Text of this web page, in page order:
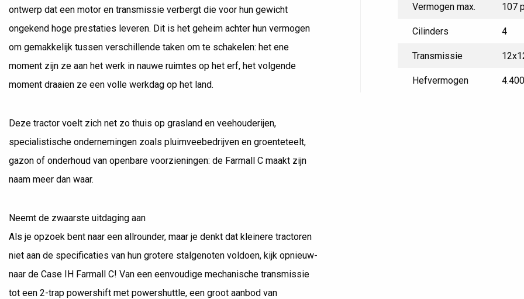
ontwerp dat een motor en transmissie verbergt die voor hun gewicht
ongekend hoge prestaties leveren. Dit is het geheim achter hun vermogen
om gemakkelijk tussen verschillende taken om te schakelen: het ene
moment zijn ze aan het werk in nauwe ruimtes op het erf, het volgende
moment draaien ze een volle werkdag op het land.
Deze tractor voelt zich net zo thuis op grasland en veehouderijen,
specialistische ondernemingen zoals pluimveebedrijven en groenteteelt,
gazon of onderhoud van openbare voorzieningen: de Farmall C maakt zijn
naam meer dan waar.
Neemt de zwaarste uitdaging aan
Als je opzoek bent naar een allrounder, maar je denkt dat kleinere tractoren
niet aan de specificaties van hun grotere stalgenoten voldoen, kijk opnieuw-
naar de Case IH Farmall C! Van een eenvoudige mechanische transmissie
tot een 2-trap powershift met powershuttle, een groot aanbod van
Vermogen max. 107
Cilinders 4
Transmissie
Hefvermogen